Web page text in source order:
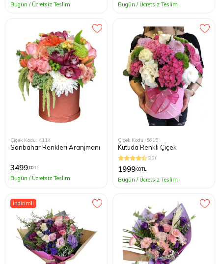
Bugün / Ücretsiz Teslim Bugün / Ücretsiz Teslim
Çiçek Kodu: 4114
Sonbahar Renkleri Aranjmanı
3499,00 TL
Bugün / Ücretsiz Teslim
Çiçek Kodu: 5615
Kutuda Renkli Çiçek
(20)
1999,00 TL
Bugün / Ücretsiz Teslim
İndirimli